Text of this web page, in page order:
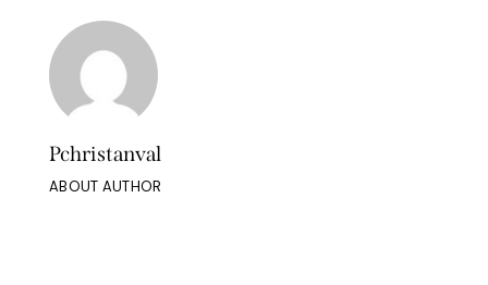
Pchristanval
ABOUT AUTHOR